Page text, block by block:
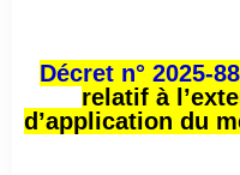
Décret n° 2025-
relatif à
d’application du